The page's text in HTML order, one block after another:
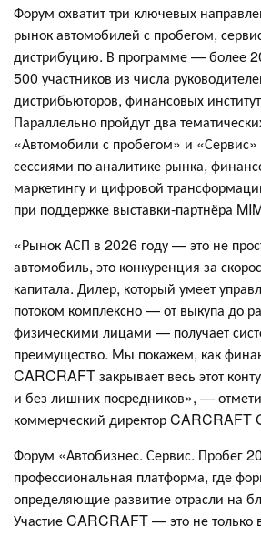
Форум охватит три ключевых
рынок автомобилей с пробегом,
дистрибуцию. В программе — более
500 участников из числа
дистрибьюторов, финансовых
Параллельно пройдут два
«Автомобили с пробегом» и
сессиями по аналитике рынка,
маркетингу и цифровой
при поддержке выставки-партнёра
«Рынок АСП в 2026 году — это не
автомобиль, это конкуренция за
капитала. Дилер, который умеет
потоком комплексно — от выкупа до
физическими лицами — получает
преимущество. Мы покажем, как
CARCRAFT закрывает весь этот
и без лишних посредников», —
коммерческий директор CARCRAFT
Форум «Автобизнес. Сервис. Пробег
профессиональная платформа, где
определяющие развитие отрасли на
Участие CARCRAFT — это не только